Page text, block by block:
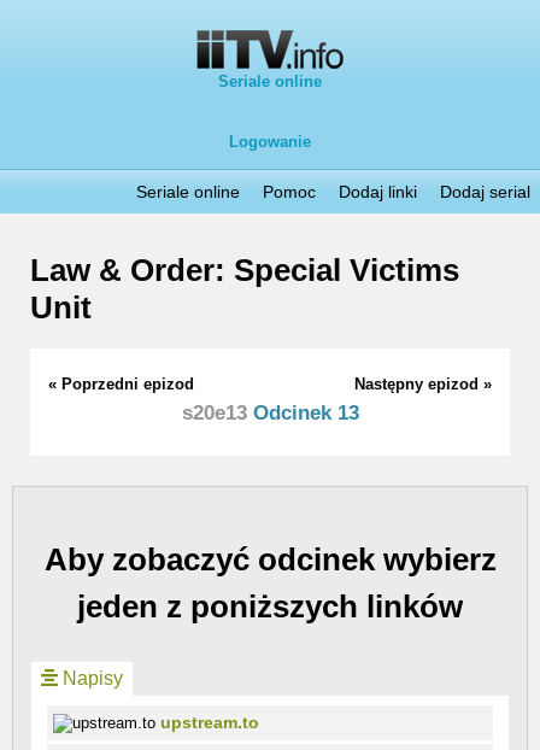
Seriale online
Logowanie
Seriale online Pomoc Dodaj linki Dodaj serial
Law & Order: Special Victims
Unit
« Poprzedni epizod Następny epizod »
s20e13Odcinek 13
Aby zobaczyć odcinek wybierz
jeden z poniższych linków
Napisy
upstream.to